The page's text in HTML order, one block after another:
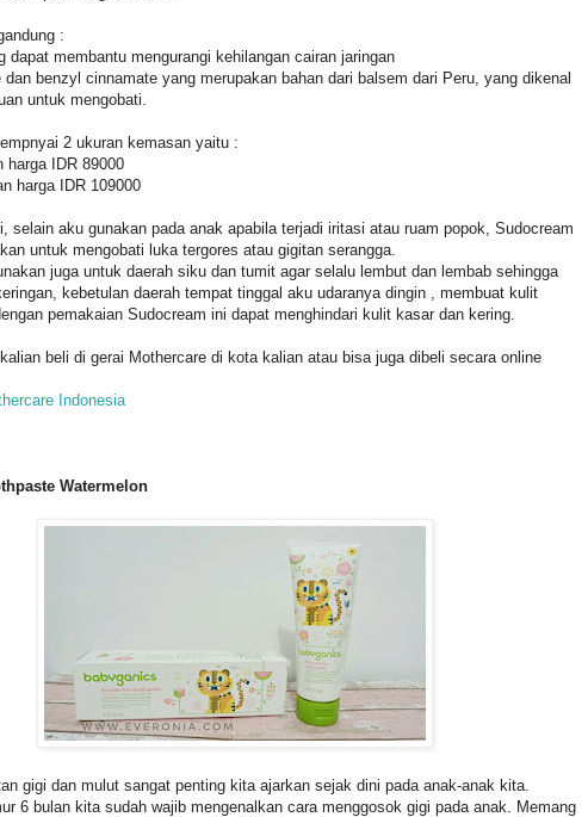
:
dapat membantu mengurangi kehilangan cairan jaringan
benzyl cinnamate yang merupakan bahan dari balsem dari Peru, yang dikenal
untuk mengobati.
2 ukuran kemasan yaitu :
harga IDR 89000
harga IDR 109000
selain aku gunakan pada anak apabila terjadi iritasi atau ruam popok, Sudocream
untuk mengobati luka tergores atau gigitan serangga.
juga untuk daerah siku dan tumit agar selalu lembut dan lembab sehingga
kebetulan daerah tempat tinggal aku udaranya dingin , membuat kulit
pemakaian Sudocream ini dapat menghindari kulit kasar dan kering.
beli di gerai Mothercare di kota kalian atau bisa juga dibeli secara online
Indonesia
Watermelon
gigi dan mulut sangat penting kita ajarkan sejak dini pada anak-anak kita.
6 bulan kita sudah wajib mengenalkan cara menggosok gigi pada anak. Memang